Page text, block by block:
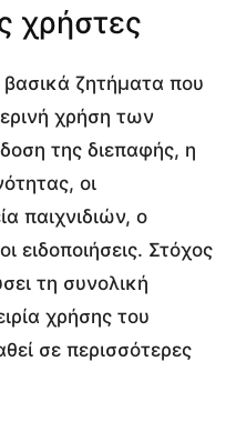
χρήστες
ζητήματα που
χρήση των
της διεπαφής, η
οι
παιχνιδιών, ο
ειδοποιήσεις. Στόχος
τη συνολική
χρήσης του
σε περισσότερες